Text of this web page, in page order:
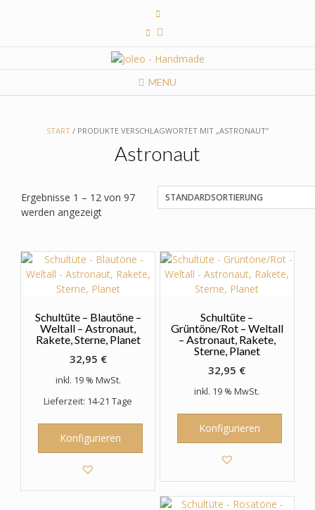
MENU
START / PRODUKTE VERSCHLAGWORTET MIT „ASTRONAUT“
Astronaut
Ergebnisse 1 – 12 von 97
werden angezeigt
Schultüte – Blautöne –
Weltall – Astronaut,
Rakete, Sterne, Planet
32,95 €
inkl. 19 % MwSt.
Lieferzeit: 14-21 Tage
Konfigurieren
Schultüte –
Grüntöne/Rot – Weltall
– Astronaut, Rakete,
Sterne, Planet
32,95 €
inkl. 19 % MwSt.
Konfigurieren